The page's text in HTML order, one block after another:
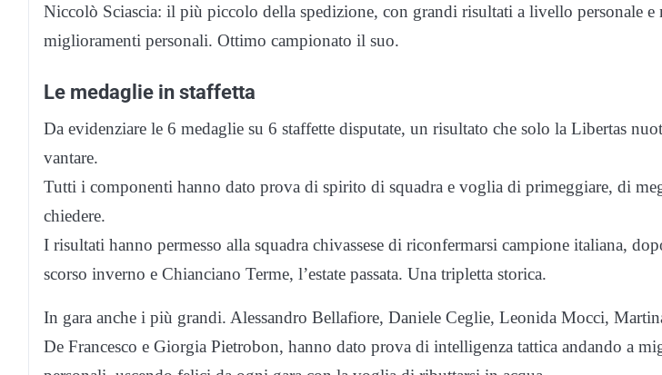
Niccolò Sciascia: il più piccolo della spedizione, con grandi risultati a livello personale e
miglioramenti personali. Ottimo campionato il suo.
Le medaglie in staffetta
Da evidenziare le 6 medaglie su 6 staffette disputate, un risultato che solo la Libertas
vantare.
Tutti i componenti hanno dato prova di spirito di squadra e voglia di primeggiare, di
chiedere.
I risultati hanno permesso alla squadra chivassese di riconfermarsi campione italiana,
scorso inverno e Chianciano Terme, l’estate passata. Una tripletta storica.
In gara anche i più grandi. Alessandro Bellafiore, Daniele Ceglie, Leonida Mocci,
De Francesco e Giorgia Pietrobon, hanno dato prova di intelligenza tattica andando a